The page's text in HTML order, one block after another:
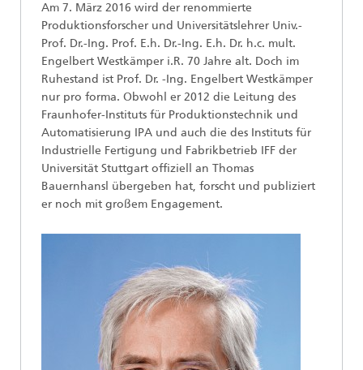
Am 7. März 2016 wird der renommierte
Produktionsforscher und Universitätslehrer Univ.-
Prof. Dr.-Ing. Prof. E.h. Dr.-Ing. E.h. Dr. h.c. mult.
Engelbert Westkämper i.R. 70 Jahre alt. Doch im
Ruhestand ist Prof. Dr. -Ing. Engelbert Westkämper
nur pro forma. Obwohl er 2012 die Leitung des
Fraunhofer-Instituts für Produktionstechnik und
Automatisierung IPA und auch die des Instituts für
Industrielle Fertigung und Fabrikbetrieb IFF der
Universität Stuttgart offiziell an Thomas
Bauernhansl übergeben hat, forscht und publiziert
er noch mit großem Engagement.